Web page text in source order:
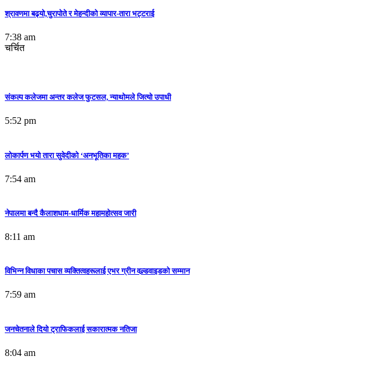
श्रावणमा बढ्यो,चुरापोते र मेहन्दीको व्यापार-तारा भट्टराई
7:38 am
चर्चित
संकल्प कलेजमा अन्तर कलेज फुटसल, न्याथोमले जित्यो उपाधी
5:52 pm
लोकार्पण भयो तारा सुवेदीको ‘अनभूतिका महक’
7:54 am
नेपालमा बन्दै कैलाशधाम-धार्मिक महामहोत्सव जारी
8:11 am
विभिन्न विधाका पचास व्यक्तित्वहरूलाई एभर ग्रीन वल्र्डवाइडको सम्मान
7:59 am
जनचेतनाले दियो ट्राफिकलाई सकारात्मक नतिजा
8:04 am